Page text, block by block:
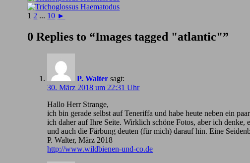
1 2 ... 10 ►
0 Replies to “Images tagged "atlantic"”
P. Walter sagt:
30. März 2018 um 22:31 Uhr
Hallo Herr Strange,
ich bin gerade selbst auf Teneriffa und habe heute neben ein
ich daher auf Ihre Seite. Wirklich schöne Fotos, aber ich
und auch die Färbung deuten (für mich) darauf hin. Eine
P. Walter, März 2018
http://www.wildbienen-und-co.de